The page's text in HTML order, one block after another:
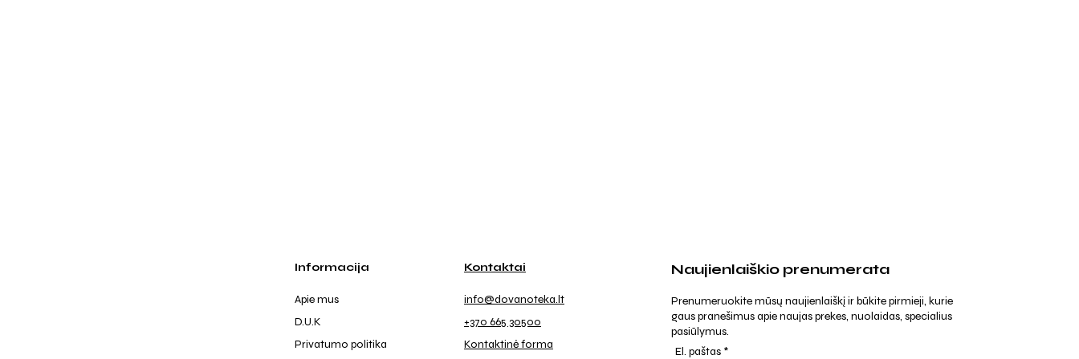
Informacija
Apie mus
D.U.K
Privatumo politika
Kontaktai
info@dovanoteka.lt
+370 665 30500
Kontaktinė forma
Naujienlaiškio prenumerata
Prenumeruokite mūsų naujienlaiškį ir būkite pirmieji, kurie
gaus pranešimus apie naujas prekes, nuolaidas, specialius
pasiūlymus.
El. paštas